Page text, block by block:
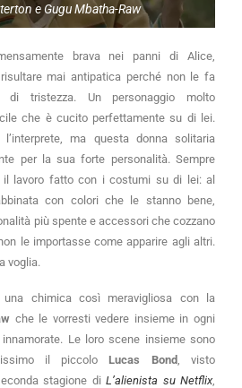
e Gugu Mbatha-Raw
brava nei panni di Alice,
mai antipatica perché non le fa
di tristezza. Un personaggio molto
che è cucito perfettamente su di lei.
ma questa donna solitaria
per la sua forte personalità. Sempre
il lavoro fatto con i costumi su di lei: al
con colori che le stanno bene,
più spente e accessori che cozzano
le importasse come apparire agli altri.
voglia.
una chimica così meravigliosa con la
che le vorresti vedere insieme in ogni
Le loro scene insieme sono
il piccolo Lucas Bond, visto
stagione di L’alienista su Netflix,